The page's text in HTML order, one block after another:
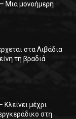
Μια μονοήμερη
στα Λιβάδια
τη βραδιά
μέχρι
στη